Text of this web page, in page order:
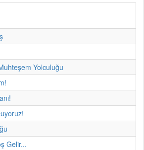
Yolculuğu
Gelir...